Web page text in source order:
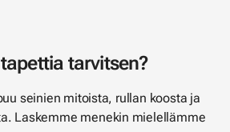
tarvitsen?
seinien mitoista, rullan koosta ja
Laskemme menekin mielellämme